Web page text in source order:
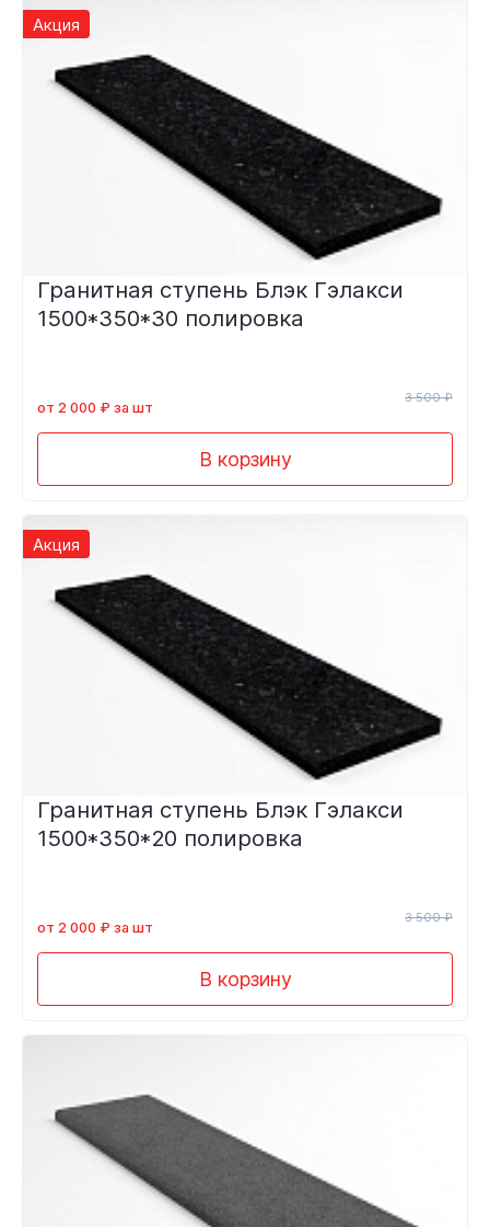
Акция
Гранитная ступень Блэк Гэлакси
1500*350*30 полировка
от 2 000 ₽ за шт
3 500 ₽
В корзину
Акция
Гранитная ступень Блэк Гэлакси
1500*350*20 полировка
от 2 000 ₽ за шт
3 500 ₽
В корзину